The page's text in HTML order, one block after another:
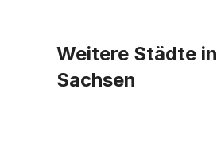
Weitere Städte in
Sachsen